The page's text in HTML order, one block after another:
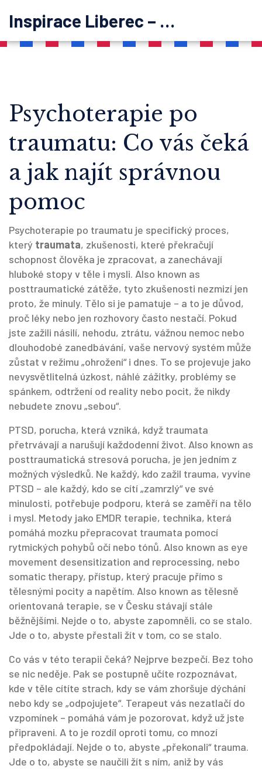
Inspirace Liberec – psychoterapie
Psychoterapie po
traumatu: Co vás čeká
a jak najít správnou
pomoc
Psychoterapie po traumatu je specifický proces,
který traumata, zkušenosti, které překračují
schopnost člověka je zpracovat, a zanechávají
hluboké stopy v těle i mysli. Also known as
posttraumatické zátěže, tyto zkušenosti nezmizí jen
proto, že minuly. Tělo si je pamatuje – a to je důvod,
proč léky nebo jen rozhovory často nestačí. Pokud
jste zažili násilí, nehodu, ztrátu, vážnou nemoc nebo
dlouhodobé zanedbávání, vaše nervový systém může
zůstat v režimu „ohrožení“ i dnes. To se projevuje jako
nevysvětlitelná úzkost, náhlé zážitky, problémy se
spánkem, odtržení od reality nebo pocit, že nikdy
nebudete znovu „sebou“.
PTSD, porucha, která vzniká, když traumata
přetrvávají a narušují každodenní život. Also known as
posttraumatická stresová porucha, je jen jedním z
možných výsledků. Ne každý, kdo zažil trauma, vyvine
PTSD – ale každý, kdo se cítí „zamrzlý“ ve své
minulosti, potřebuje podporu, která se zaměří na tělo
i mysl. Metody jako EMDR terapie, technika, která
pomáhá mozku přepracovat traumata pomocí
rytmických pohybů očí nebo tónů. Also known as eye
movement desensitization and reprocessing, nebo
somatic therapy, přístup, který pracuje přímo s
tělesnými pocity a napětím. Also known as tělesně
orientovaná terapie, se v Česku stávají stále
běžnějšími. Nejde o to, abyste zapomněli, co se stalo.
Jde o to, abyste přestali žít v tom, co se stalo.
Co vás v této terapii čeká? Nejprve bezpečí. Bez toho
se nic neděje. Pak se postupně učíte rozpoznávat,
kde v těle cítíte strach, kdy se vám zhoršuje dýchání
nebo kdy se „odpojujete“. Terapeut vás nezatlačí do
vzpomínek – pomáhá vám je pozorovat, když už jste
připraveni. A to je rozdíl oproti tomu, co mnozí
předpokládají. Nejde o to, abyste „překonali“ trauma.
Jde o to, abyste se naučili žít s ním, aniž by vás